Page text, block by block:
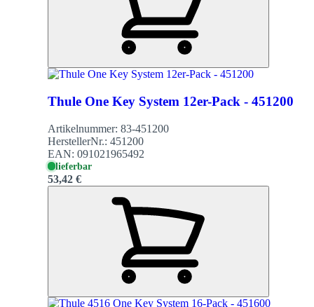
Thule One Key System 12er-Pack - 451200
Artikelnummer: 83-451200
HerstellerNr.: 451200
EAN: 091021965492
lieferbar
53,42 €